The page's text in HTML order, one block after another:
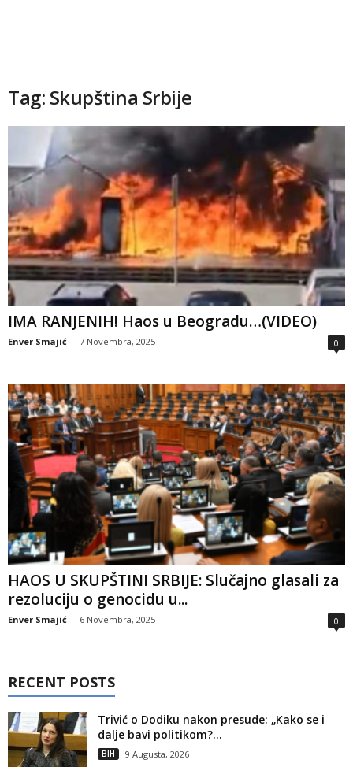
Tag: Skupština Srbije
IMA RANJENIH! Haos u Beogradu…(VIDEO)
Enver Smajić - 7 Novembra, 2025 0
HAOS U SKUPŠTINI SRBIJE: Slučajno glasali za
rezoluciju o genocidu u...
Enver Smajić - 6 Novembra, 2025 0
RECENT POSTS
Trivić o Dodiku nakon presude: „Kako se i
dalje bavi politikom?...
BIH 9 Augusta, 2026